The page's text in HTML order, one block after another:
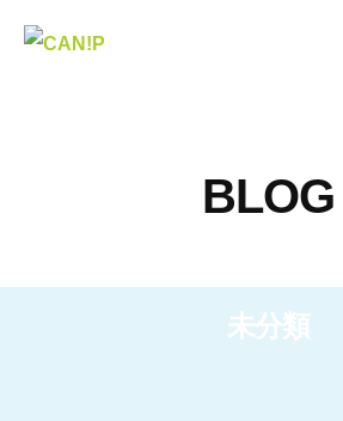
BLOG
未分類